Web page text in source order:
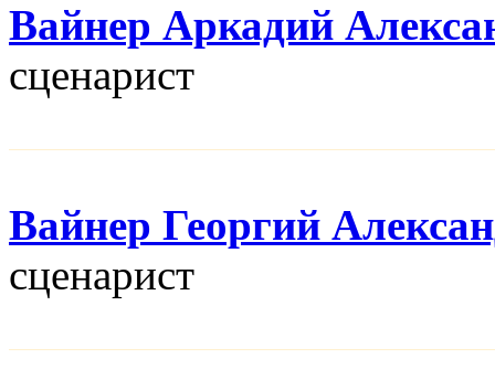
Вайнер Аркадий
сценарист
Вайнер Георгий
сценарист